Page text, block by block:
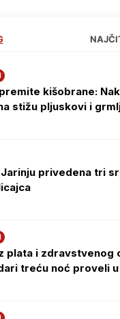
kišobrane:
stižu pljuskovi i
Јarinju privedena tri
plata i zdravstvenog
treću noć proveli